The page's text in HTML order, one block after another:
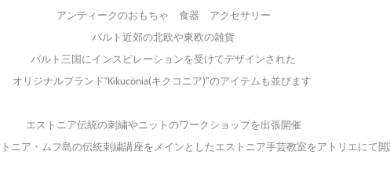
アンティークのおもちゃ 食器 アクセサリー
バルト近郊の北欧や東欧の雑貨
バルト三国にインスピレーションを受けてデザインされた
​オリジナルブランド"Kikucönia(キクコニア)”のアイテムも並びます
エストニア伝統の刺繍やニットのワークショップを出張開催
ニア・ムフ島の伝統刺繍講座をメインとしたエストニア手芸教室をアトリエにて